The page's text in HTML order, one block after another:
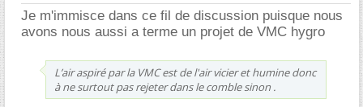
Je m'immisce dans ce fil de discussion puisque nous
avons nous aussi a terme un projet de VMC hygro
L’air aspiré par la VMC est de l'air vicier et humine donc
à ne surtout pas rejeter dans le comble sinon .